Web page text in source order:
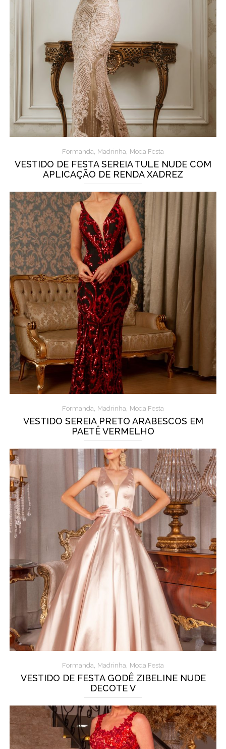
Formanda, Madrinha, Moda Festa
VESTIDO DE FESTA SEREIA TULE NUDE COM
APLICAÇÃO DE RENDA XADREZ
Formanda, Madrinha, Moda Festa
VESTIDO SEREIA PRETO ARABESCOS EM
PAETÊ VERMELHO
Formanda, Madrinha, Moda Festa
VESTIDO DE FESTA GODÊ ZIBELINE NUDE
DECOTE V